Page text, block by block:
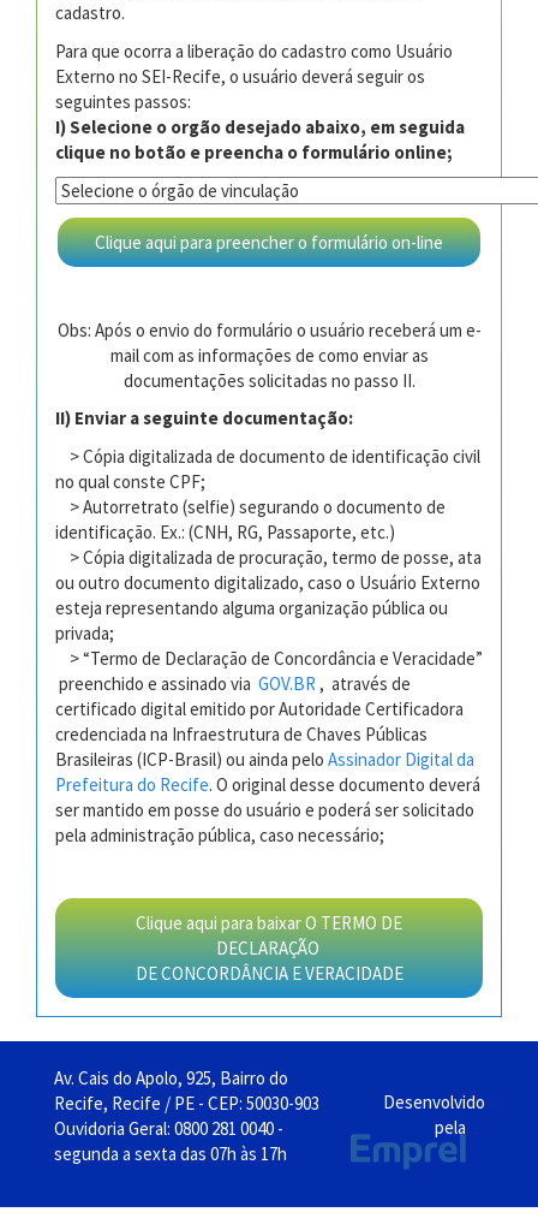
cadastro.
Para que ocorra a liberação do cadastro como Usuário
Externo no SEI-Recife, o usuário deverá seguir os
seguintes passos:
I) Selecione o orgão desejado abaixo, em seguida
clique no botão e preencha o formulário online;
Obs: Após o envio do formulário o usuário receberá um e-
mail com as informações de como enviar as
documentações solicitadas no passo II.
II) Enviar a seguinte documentação:
> Cópia digitalizada de documento de identificação civil
no qual conste CPF;
> Autorretrato (selfie) segurando o documento de
identificação. Ex.: (CNH, RG, Passaporte, etc.)
> Cópia digitalizada de procuração, termo de posse, ata
ou outro documento digitalizado, caso o Usuário Externo
esteja representando alguma organização pública ou
privada;
> “Termo de Declaração de Concordância e Veracidade”
preenchido e assinado via GOV.BR , através de
certificado digital emitido por Autoridade Certificadora
credenciada na Infraestrutura de Chaves Públicas
Brasileiras (ICP-Brasil) ou ainda pelo Assinador Digital da
Prefeitura do Recife. O original desse documento deverá
ser mantido em posse do usuário e poderá ser solicitado
pela administração pública, caso necessário;
Clique aqui para baixarO TERMO DE
DECLARAÇÃO
DE CONCORDÂNCIA E VERACIDADE
Av. Cais do Apolo, 925, Bairro do
Recife, Recife / PE - CEP: 50030-903
Ouvidoria Geral: 0800 281 0040 -
segunda a sexta das 07h às 17h
Desenvolvido
pela